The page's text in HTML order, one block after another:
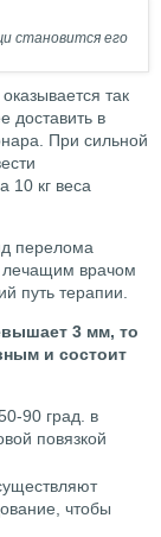
становится его
так
доставить в
При сильной
10 кг веса
перелома
лечащим врачом
путь терапии.
3 мм, то
и состоит
90 град. в
повязкой
чтобы